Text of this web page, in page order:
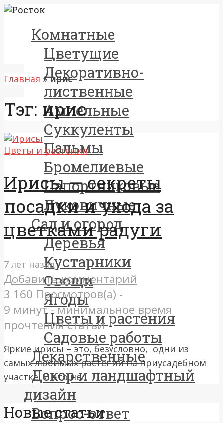
Комнатные
Цветущие
Декоративно-
лиственные
Ампельные
Суккуленты
Пальмы
Бромелиевые
Папортниковые
Луковичные
Сад и огород
Деревья
Кустарники
Овощи
Ягоды
Цветы и растения
Садовые работы
Лекарственные
Декор и ландшафтный
дизайн
Вопрос-ответ
Главная »ирис
Тэг: ирис
Цветы и растения
Ирисы — секреты
посадки и ухода за
цветками радуги
7 лет назад
Добавить комментарий
3 160 Просмотров(а) -
9 минут - минимальное время
прочтения статьи
Яркие ирисы – это, безусловно, одни из
самых любимых растений на приусадебном
участке. И это не...
Новые статьи